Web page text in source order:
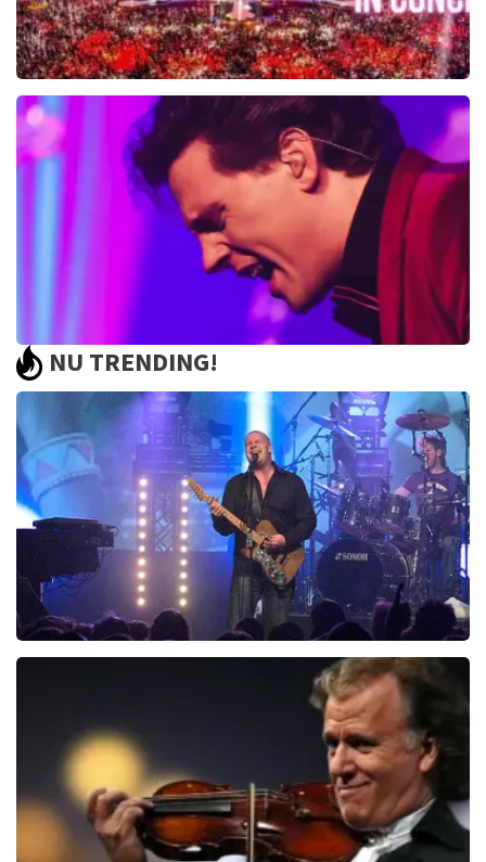
Toppers In Concert
2393+reviews
BEKIJKEN
Bouke And The Elvis Matters Band
961+ reviews
BEKIJKEN
NU TRENDING!
BESTEL NU